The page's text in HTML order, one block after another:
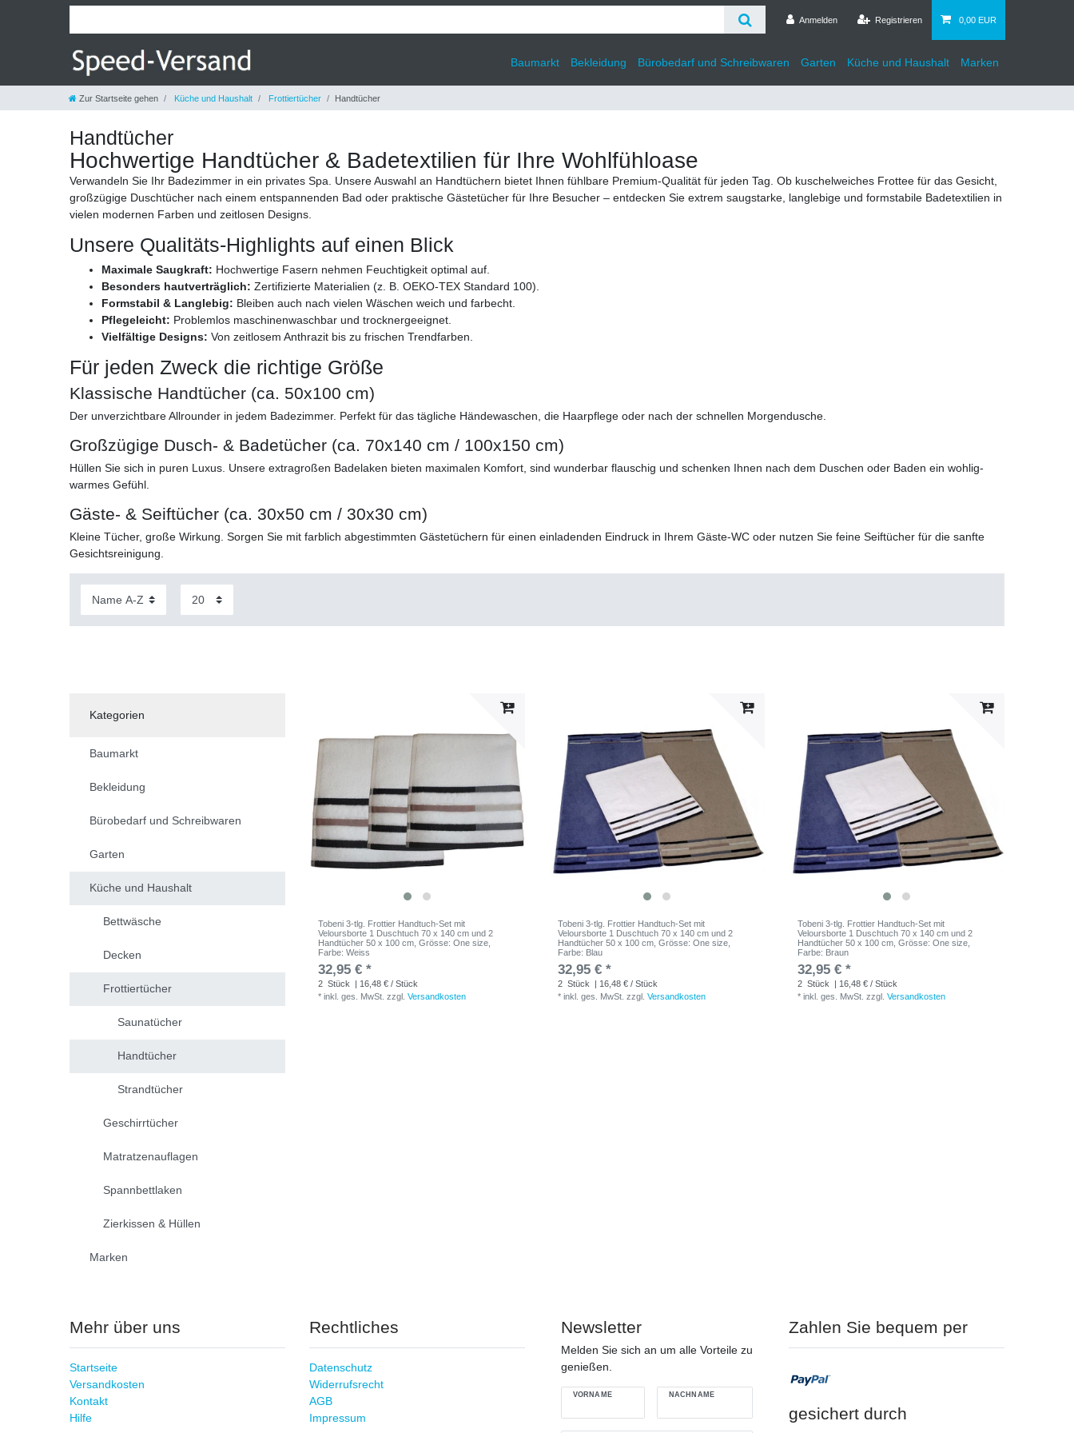
Anmelden Registrieren 0,00 EUR
Baumarkt Bekleidung Bürobedarf und Schreibwaren Garten Küche und Haushalt Marken
Zur Startseite gehen Küche und Haushalt Frottiertücher Handtücher
Handtücher
Hochwertige Handtücher & Badetextilien für Ihre Wohlfühloase
Verwandeln Sie Ihr Badezimmer in ein privates Spa. Unsere Auswahl an Handtüchern bietet Ihnen fühlbare Premium-Qualität für jeden Tag. Ob kuschelweiches Frottee für das Gesicht,
großzügige Duschtücher nach einem entspannenden Bad oder praktische Gästetücher für Ihre Besucher – entdecken Sie extrem saugstarke, langlebige und formstabile Badetextilien in
vielen modernen Farben und zeitlosen Designs.
Unsere Qualitäts-Highlights auf einen Blick
Maximale Saugkraft: Hochwertige Fasern nehmen Feuchtigkeit optimal auf.
Besonders hautverträglich: Zertifizierte Materialien (z. B. OEKO-TEX Standard 100).
Formstabil & Langlebig: Bleiben auch nach vielen Wäschen weich und farbecht.
Pflegeleicht: Problemlos maschinenwaschbar und trocknergeeignet.
Vielfältige Designs: Von zeitlosem Anthrazit bis zu frischen Trendfarben.
Für jeden Zweck die richtige Größe
Klassische Handtücher (ca. 50x100 cm)
Der unverzichtbare Allrounder in jedem Badezimmer. Perfekt für das tägliche Händewaschen, die Haarpflege oder nach der schnellen Morgendusche.
Großzügige Dusch- & Badetücher (ca. 70x140 cm / 100x150 cm)
Hüllen Sie sich in puren Luxus. Unsere extragroßen Badelaken bieten maximalen Komfort, sind wunderbar flauschig und schenken Ihnen nach dem Duschen oder Baden ein wohlig-
warmes Gefühl.
Gäste- & Seiftücher (ca. 30x50 cm / 30x30 cm)
Kleine Tücher, große Wirkung. Sorgen Sie mit farblich abgestimmten Gästetüchern für einen einladenden Eindruck in Ihrem Gäste-WC oder nutzen Sie feine Seiftücher für die sanfte
Gesichtsreinigung.
Kategorien
Baumarkt
Bekleidung
Bürobedarf und Schreibwaren
Garten
Küche und Haushalt
Bettwäsche
Decken
Frottiertücher
Saunatücher
Handtücher
Strandtücher
Geschirrtücher
Matratzenauflagen
Spannbettlaken
Zierkissen & Hüllen
Marken
Tobeni 3-tlg. Frottier Handtuch-Set mit
Veloursborte 1 Duschtuch 70 x 140 cm und 2
Handtücher 50 x 100 cm , Grösse: One size
Farbe: Weiss
32,95 € *
2 Stück
| 16,48 € / Stück
*inkl. ges. MwSt. zzgl.Versandkosten
Tobeni 3-tlg. Frottier Handtuch-Set mit
Veloursborte 1 Duschtuch 70 x 140 cm und 2
Handtücher 50 x 100 cm , Grösse: One size
Farbe: Blau
32,95 € *
2 Stück
| 16,48 € / Stück
*inkl. ges. MwSt. zzgl.Versandkosten
Tobeni 3-tlg. Frottier Handtuch-Set mit
Veloursborte 1 Duschtuch 70 x 140 cm und 2
Handtücher 50 x 100 cm , Grösse: One size
Farbe: Braun
32,95 € *
2 Stück
| 16,48 € / Stück
*inkl. ges. MwSt. zzgl.Versandkosten
Mehr über uns
Startseite
Versandkosten
Kontakt
Hilfe
Rechtliches
Datenschutz
Widerrufsrecht
AGB
Impressum
Newsletter
Melden Sie sich an um alle Vorteile zu
genießen.
VORNAME NACHNAME
Zahlen Sie bequem per
gesichert durch